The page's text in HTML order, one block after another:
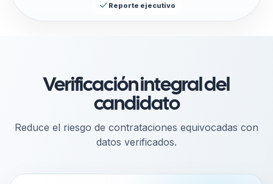
Reporte ejecutivo
Verificación integral del
candidato
Reduce el riesgo de contrataciones equivocadas con
datos verificados.